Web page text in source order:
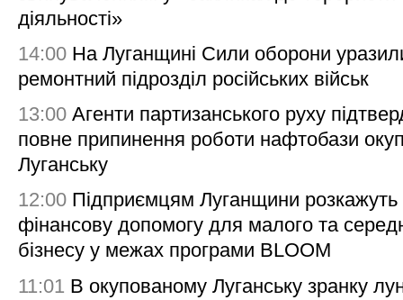
діяльності»
14:00 На Луганщині Сили оборони
ремонтний підрозділ російських військ
13:00 Агенти партизанського руху
повне припинення роботи нафтобази
Луганську
12:00 Підприємцям Луганщини розкажуть
фінансову допомогу для малого та
бізнесу у межах програми BLOOM
11:01 В окупованому Луганську зранку